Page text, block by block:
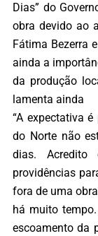
Dias” do
obra devido ao
Fátima Bezerra
ainda a
da produção
lamenta ainda
“A expectativa
do Norte não
dias.
providências
fora de uma
há muito
escoamento da